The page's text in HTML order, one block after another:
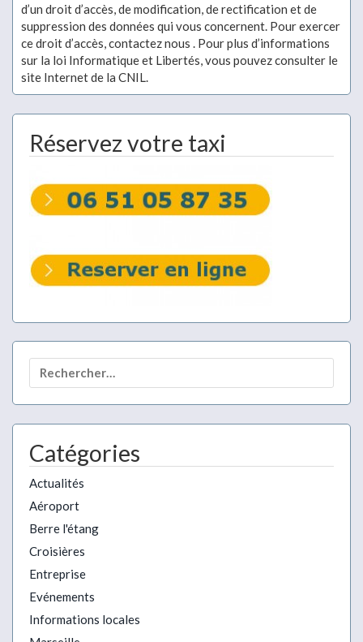
d’un droit d’accès, de modification, de rectification et de
suppression des données qui vous concernent. Pour exercer
ce droit d’accès, contactez nous . Pour plus d’informations
sur la loi Informatique et Libertés, vous pouvez consulter le
site Internet de la CNIL.
Réservez votre taxi
Rechercher :
Catégories
Actualités
Aéroport
Berre l'étang
Croisières
Entreprise
Evénements
Informations locales